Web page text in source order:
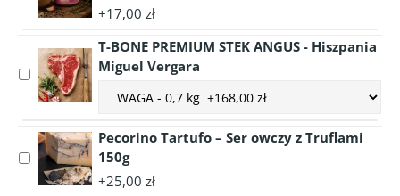
EKO
190g
accessory
BULION
WOŁOWY
KOŚCI
350ml
+17,00 zł
Select
accessory
BONE
PREMIUM
STEK
ANGUS
T-BONE PREMIUM STEK ANGUS - Hiszpania
Miguel Vergara
Choose
accessory
T-
BONE
PREMIUM
Select
accessory
Pecorino Tartufo – Ser owczy z Truflami
150g
+25,00 zł